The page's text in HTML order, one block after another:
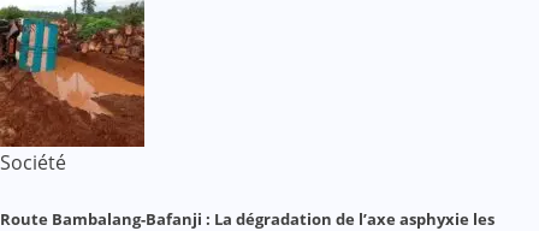
Société
Route Bambalang-Bafanji : La dégradation de l’axe asphyxie les